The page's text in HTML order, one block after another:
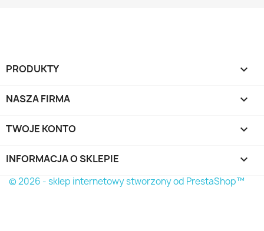
PRODUKTY 
NASZA FIRMA 
TWOJE KONTO 
INFORMACJA O SKLEPIE keyboard_arrow_down
© 2026 - sklep internetowy stworzony od PrestaShop™